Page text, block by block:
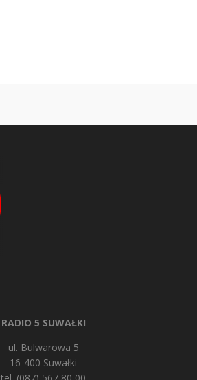
RADIO 5 SUWAŁKI
ul. Bulwarowa 5
16-400 Suwałki